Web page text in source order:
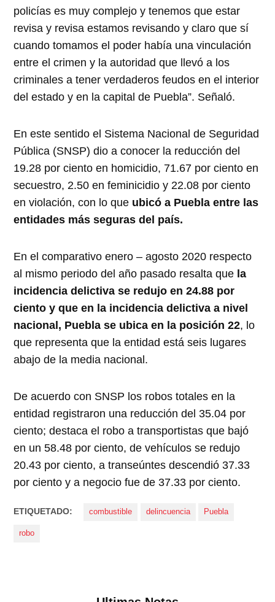
policías es muy complejo y tenemos que estar
revisa y revisa estamos revisando y claro que sí
cuando tomamos el poder había una vinculación
entre el crimen y la autoridad que llevó a los
criminales a tener verdaderos feudos en el interior
del estado y en la capital de Puebla”. Señaló.
En este sentido el Sistema Nacional de Seguridad
Pública (SNSP) dio a conocer la reducción del
19.28 por ciento en homicidio, 71.67 por ciento en
secuestro, 2.50 en feminicidio y 22.08 por ciento
en violación, con lo que ubicó a Puebla entre las
entidades más seguras del país.
En el comparativo enero – agosto 2020 respecto
al mismo periodo del año pasado resalta que la
incidencia delictiva se redujo en 24.88 por
ciento y que en la incidencia delictiva a nivel
nacional, Puebla se ubica en la posición 22, lo
que representa que la entidad está seis lugares
abajo de la media nacional.
De acuerdo con SNSP los robos totales en la
entidad registraron una reducción del 35.04 por
ciento; destaca el robo a transportistas que bajó
en un 58.48 por ciento, de vehículos se redujo
20.43 por ciento, a transeúntes descendió 37.33
por ciento y a negocio fue de 37.33 por ciento.
ETIQUETADO: combustible delincuencia Puebla
robo